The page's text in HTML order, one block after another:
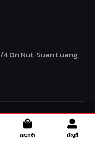
ตระกร้า บัญชี
4 On Nut, Suan Luang,
© 2026– SuperBike x
ฟ้า ข่าวรถไฟฟ้า ข่าวรถ
อร์ไซค์ รถยนต์ รถไฟฟ้า